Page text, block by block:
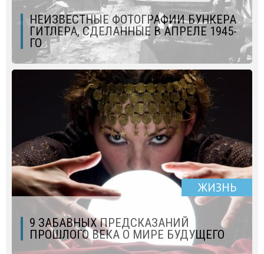
НЕИЗВЕСТНЫЕ ФОТОГРАФИИ БУНКЕРА
ГИТЛЕРА, СДЕЛАННЫЕ В АПРЕЛЕ 1945-
ГО
ЖИЗНЬ
9 ЗАБАВНЫХ ПРЕДСКАЗАНИЙ
ПРОШЛОГО ВЕКА О МИРЕ БУДУЩЕГО